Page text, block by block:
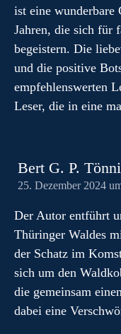
ist eine wunderbare
Jahren, die sich für
begeistern. Die
und die positive
empfehlenswerten
Leser, die in eine
Bert G. P.
25. Dezember 2024
Der Autor entführt
Thüringer Waldes
der Schatz im
sich um den
die gemeinsam
dabei eine